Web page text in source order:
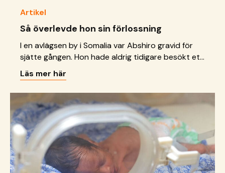
Artikel
Så överlevde hon sin förlossning
I en avlägsen by i Somalia var Abshiro gravid för
sjätte gången. Hon hade aldrig tidigare besökt ett
sjukhus, men under graviditeten började hon må
sämre snabbt.
Läs mer här